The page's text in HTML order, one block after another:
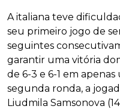
A italiana teve
seu primeiro jogo de
seguintes
garantir uma vitória
de 6-3 e 6-1 em
segunda ronda, a
Liudmila Samsonova